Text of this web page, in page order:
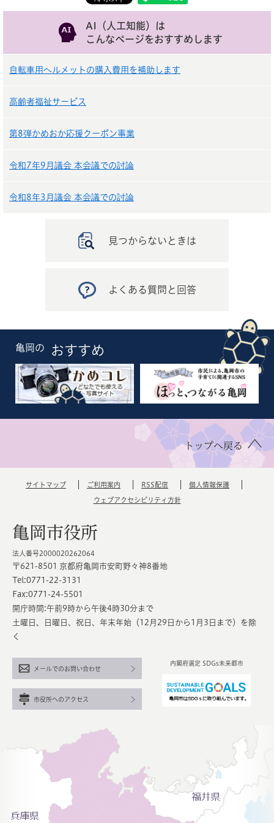
AI（人工知能）は
こんなページをおすすめします
自転車用ヘルメットの購入費用を補助します
高齢者福祉サービス
第8弾かめおか応援クーポン事業
令和7年9月議会 本会議での討論
令和8年3月議会 本会議での討論
見つからないときは
よくある質問と回答
亀岡の おすすめ
トップへ戻る
サイトマップ ご利用案内 RSS配信 個人情報保護
ウェブアクセシビリティ方針
亀岡市役所
法人番号2000020262064
〒621-8501 京都府亀岡市安町野々神8番地
Tel:0771-22-3131
Fax:0771-24-5501
開庁時間:午前9時から午後4時30分まで
土曜日、日曜日、祝日、年末年始（12月29日から1月3日まで）を除
く
内閣府選定 SDGs未来都市
メールでのお問い合わせ
市役所へのアクセス